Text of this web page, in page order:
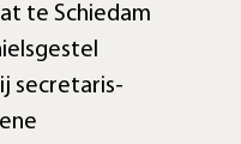
te Schiedam
secretaris-